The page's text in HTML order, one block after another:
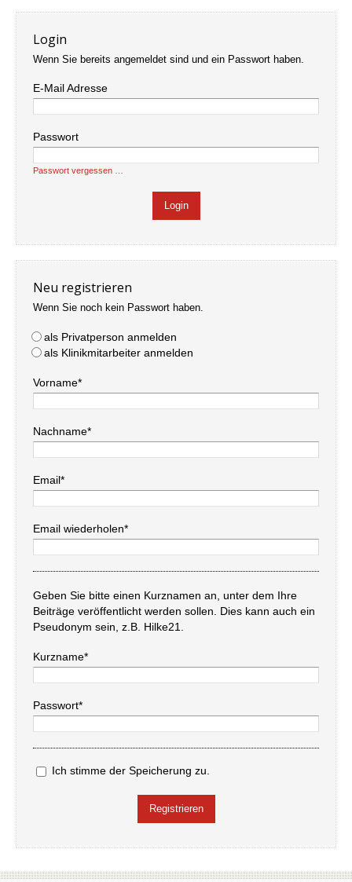
Login
Wenn Sie bereits angemeldet sind und ein Passwort haben.
E-Mail Adresse
Passwort
Passwort vergessen …
Neu registrieren
Wenn Sie noch kein Passwort haben.
als Privatperson anmelden
als Klinikmitarbeiter anmelden
Vorname*
Nachname*
Email*
Email wiederholen*
Geben Sie bitte einen Kurznamen an, unter dem Ihre
Beiträge veröffentlicht werden sollen. Dies kann auch ein
Pseudonym sein, z.B. Hilke21.
Kurzname*
Passwort*
Ich stimme der Speicherung zu.